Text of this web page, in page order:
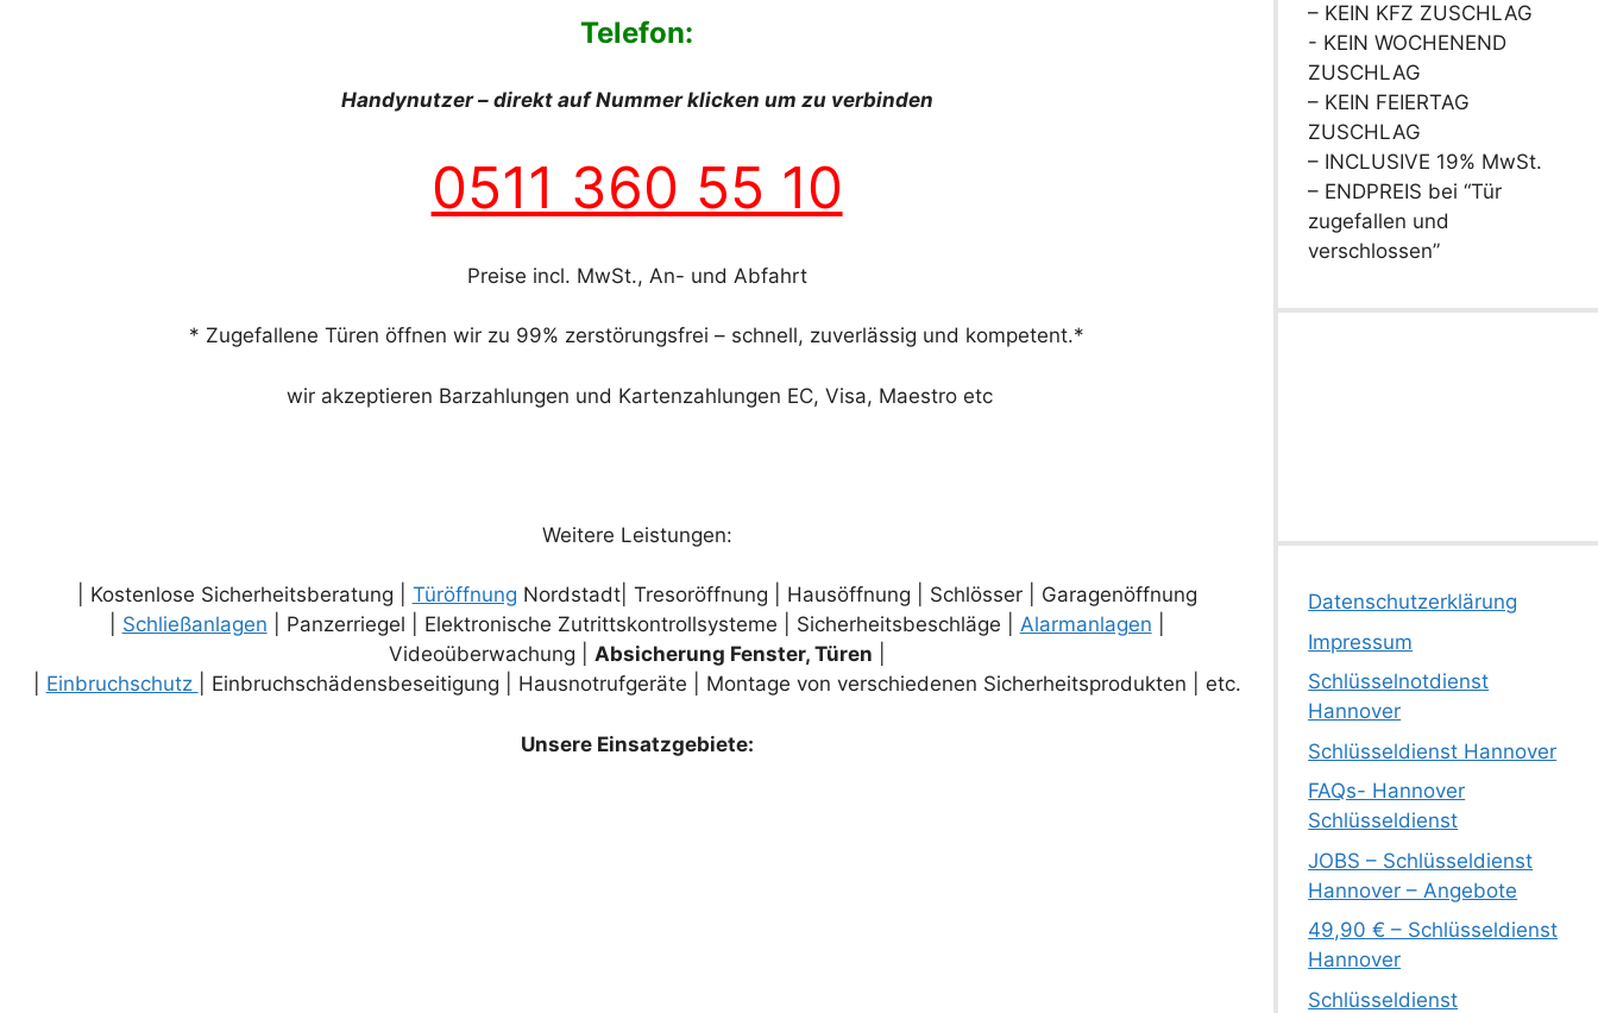
Telefon:
Handynutzer – direkt auf Nummer klicken um zu verbinden
0511 360 55 10
Preise incl. MwSt., An- und Abfahrt
* Zugefallene Türen öffnen wir zu 99% zerstörungsfrei – schnell, zuverlässig und kompetent.*
wir akzeptieren Barzahlungen und Kartenzahlungen EC, Visa, Maestro etc
Weitere Leistungen:
| Kostenlose Sicherheitsberatung | Türöffnung Nordstadt| Tresoröffnung | Hausöffnung | Schlösser | Garagenöffnung
Schließanlagen | Panzerriegel | Elektronische Zutrittskontrollsysteme | Sicherheitsbeschläge | Alarmanlagen
Videoüberwachung | Absicherung Fenster, Türen
Einbruchschutz | Einbruchschädensbeseitigung | Hausnotrufgeräte | Montage von verschiedenen Sicherheitsprodukten | etc.
Unsere Einsatzgebiete:
– KEIN KFZ ZUSCHLAG
- KEIN WOCHENEND
ZUSCHLAG
– KEIN FEIERTAG
ZUSCHLAG
– INCLUSIVE 19% MwSt.
– ENDPREIS bei “Tür
zugefallen und
verschlossen”
Datenschutzerklärung
Impressum
Schlüsselnotdienst
Hannover
Schlüsseldienst Hannover
FAQs- Hannover
Schlüsseldienst
JOBS – Schlüsseldienst
Hannover – Angebote
49,90 € – Schlüsseldienst
Hannover
Schlüsseldienst